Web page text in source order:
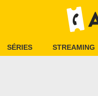
SÉRIES STREAMING